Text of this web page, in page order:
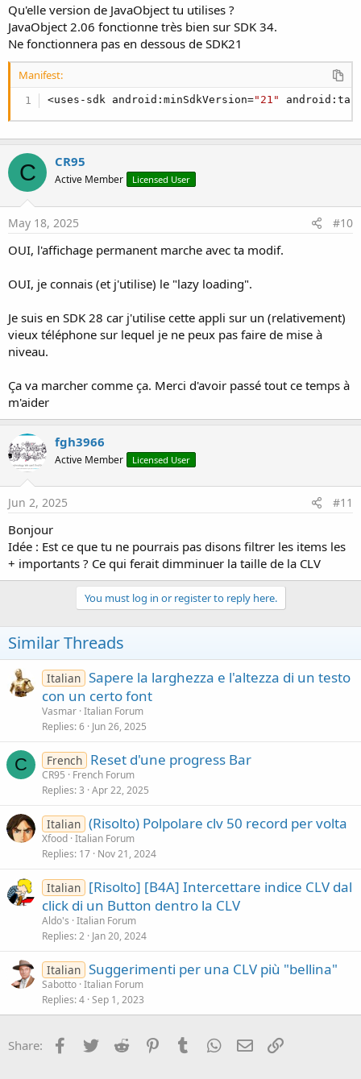
Qu'elle version de JavaObject tu utilises ?
JavaObject 2.06 fonctionne très bien sur SDK 34.
Ne fonctionnera pas en dessous de SDK21
Manifest:
<uses-sdk android:minSdkVersion="21"
C CR95
Active Member Licensed User
May 18, 2025 #10
OUI, l'affichage permanent marche avec ta modif.
OUI, je connais (et j'utilise) le "lazy loading".
Je suis en SDK 28 car j'utilise cette appli sur un (relativement)
vieux téléphone sur lequel je ne peux pas faire de mise à
niveau.
Ça va marcher comme ça. Merci d'avoir passé tout ce temps à
m'aider
fgh3966
Active Member Licensed User
Jun 2, 2025 #11
Bonjour
Idée : Est ce que tu ne pourrais pas disons filtrer les items les
+ importants ? Ce qui ferait dimminuer la taille de la CLV
You must log in or register to reply here.
Similar Threads
Italian Sapere la larghezza e l'altezza di un testo
con un certo font
Vasmar Italian Forum
Replies 6 Jun 26, 2025
C French Reset d'une progress Bar
CR95
French Forum
Replies 3 Apr 22, 2025
Italian (Risolto) Polpolare clv 50 record per volta
Xfood Italian Forum
Replies 17 Nov 21, 2024
Italian [Risolto] [B4A] Intercettare indice CLV dal
click di un Button dentro la CLV
Aldo's Italian Forum
Replies 2 Jan 20, 2024
Italian Suggerimenti per una CLV più "bellina"
Sabotto Italian Forum
Replies 4 Sep 1, 2023
Share: Facebook
Twitter Reddit PinterestTumblr WhatsApp
Email